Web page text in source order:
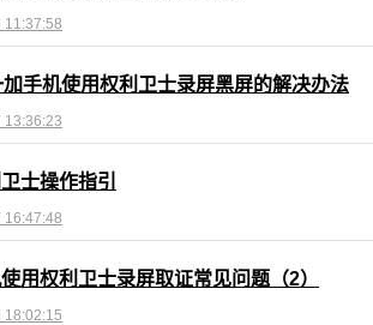
11:37:58
手机使用权利卫士录屏黑屏的解决办法
13:36:23
士操作指引
16:47:48
用权利卫士录屏取证常见问题（2）
18:02:15